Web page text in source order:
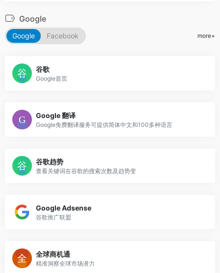
Google
Google Facebook more+
谷歌
Google首页
Google 翻译
Google免费翻译服务可提供简体中文和100多种语言
谷歌趋势
查看关键词在谷歌的搜索次数及趋势变
Google Adsense
谷歌推广联盟
全球商机通
精准洞察全球市场潜力